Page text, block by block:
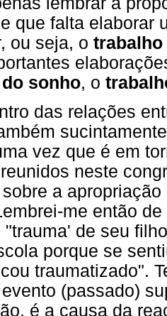
que falta elaborar
ou seja, o trabalho
sonho, o
das relações
vez que é em
neste
a
me então
"trauma' de seu
porque se
traumatizado".
(passado)
é a causa da